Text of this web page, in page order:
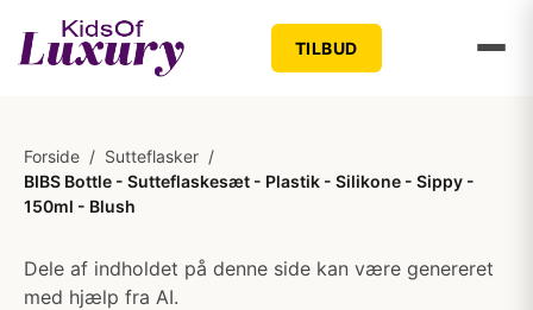
TILBUD
Forside / Sutteflasker /
BIBS Bottle - Sutteflaskesæt - Plastik - Silikone - Sippy -
150ml - Blush
Dele af indholdet på denne side kan være genereret
med hjælp fra AI.